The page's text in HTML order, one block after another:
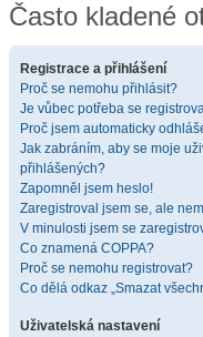
Často kladené
Registrace a přihlášení
Proč se nemohu přihlásit?
Je vůbec potřeba se
Proč jsem automaticky
Jak zabráním, aby se moje
přihlášených?
Zapomněl jsem heslo!
Zaregistroval jsem se, ale
V minulosti jsem se
Co znamená COPPA?
Proč se nemohu registrovat?
Co dělá odkaz „Smazat
Uživatelská nastavení